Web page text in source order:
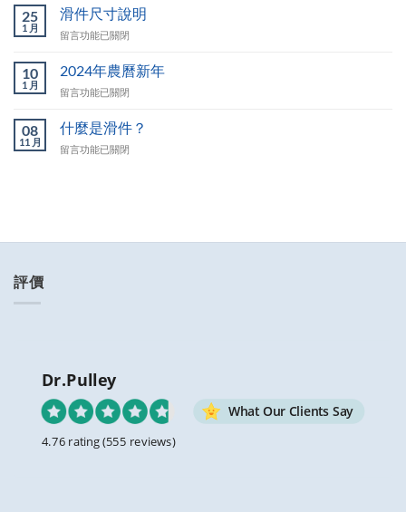
假〉
可
以
指
包
到
我
指
25
1 月
滑件尺寸說明
在
件
尺
寸
明〉
留言功能已關閉
10
1 月
2024年農曆新年
在
年
農
曆
留言功能已關閉
08
11 月
什麼是滑件？
在
中
留言功能已關閉
評價
Dr.Pulley
What Our Clients Say
4.76 rating(555 reviews)